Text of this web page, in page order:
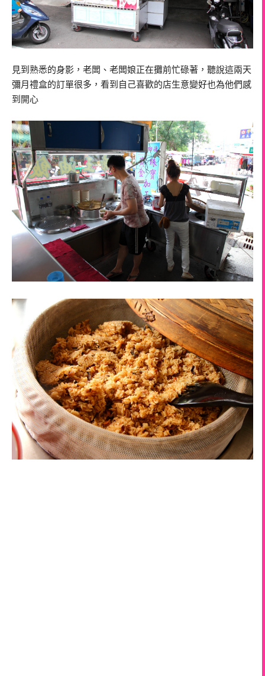
見到熟悉的身影，老闆、老闆娘正在攤前忙碌著，聽說這兩天
彌月禮盒的訂單很多，看到自己喜歡的店生意變好也為他們感
到開心